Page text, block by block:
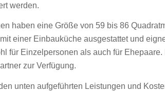
werden.
haben eine Größe von 59 bis 86
einer Einbauküche ausgestattet und
für Einzelpersonen als auch für
zur Verfügung.
unten aufgeführten Leistungen und